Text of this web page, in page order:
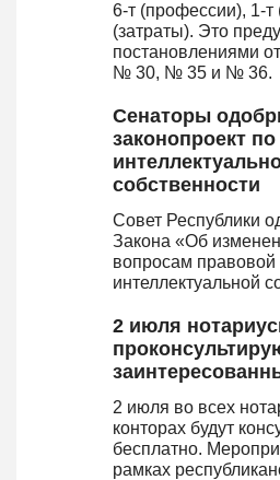
6-т (профессии), 1-
(затраты). Это
постановлениями
№ 30, № 35 и № 36.
Сенаторы
законопроект
собственности
Совет Республики
Закона «Об
вопросам правовой
интеллектуальной
2 июля
2 июля во всех
конторах будут
бесплатно.
рамках